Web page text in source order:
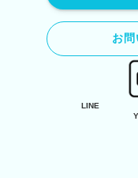
お
LINE